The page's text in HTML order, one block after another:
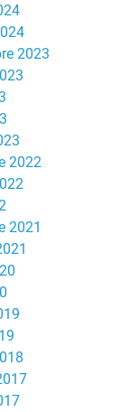
2023
2022
2021